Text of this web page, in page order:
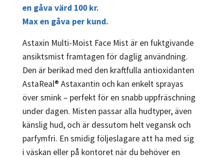
en gåva värd 100 kr.
Max en gåva per kund.
Astaxin Multi-Moist Face Mist är en fuktgivande
ansiktsmist framtagen för daglig användning.
Den är berikad med den kraftfulla antioxidanten
AstaReal® Astaxantin och kan enkelt sprayas
över smink – perfekt för en snabb uppfräschning
under dagen. Misten passar alla hudtyper, även
känslig hud, och är dessutom helt vegansk och
parfymfri. En smidig följeslagare att ha med sig
i väskan eller på kontoret när du behöver en